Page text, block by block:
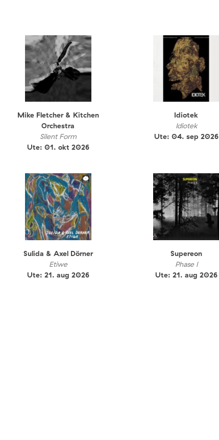
Mike Fletcher & Kitchen
Orchestra
Silent Form
Ute: 01. okt 2026
Idiotek
Idiotek
Ute: 04. sep 2026
Sulida & Axel Dörner
Etiwe
Ute: 21. aug 2026
Supereon
Phase I
Ute: 21. aug 2026